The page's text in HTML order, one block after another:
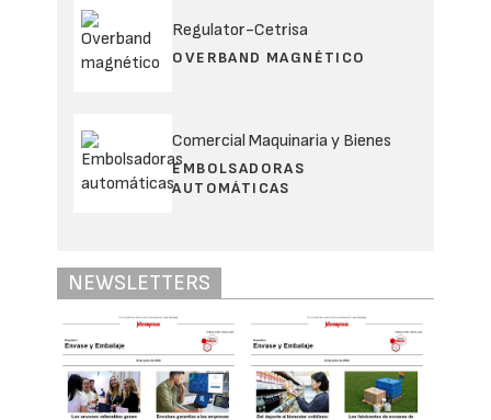
Regulator-Cetrisa
OVERBAND MAGNÉTICO
Comercial Maquinaria y Bienes
EMBOLSADORAS
AUTOMÁTICAS
NEWSLETTERS